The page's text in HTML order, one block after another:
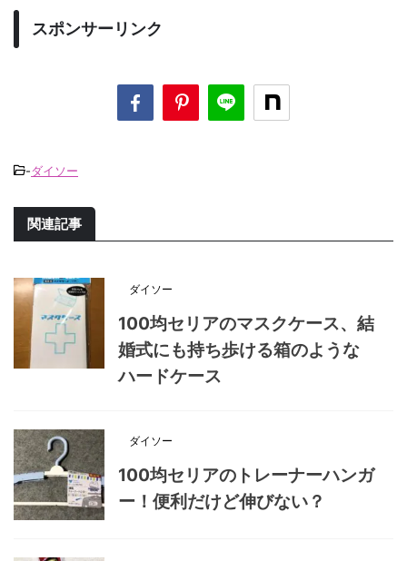
スポンサーリンク
-ダイソー
関連記事
ダイソー
100均セリアのマスクケース、結
婚式にも持ち歩ける箱のような
ハードケース
ダイソー
100均セリアのトレーナーハンガ
ー！便利だけど伸びない？